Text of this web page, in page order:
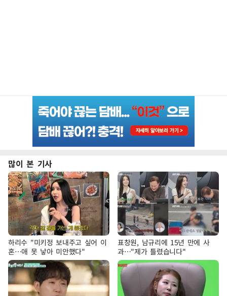
많이 본 기사
하리수 "미키정 보내주고 싶어 이
혼…애 못 낳아 미안했다"
표창원, 남규리에 15년 만에 사
과…"제가 틀렸습니다"